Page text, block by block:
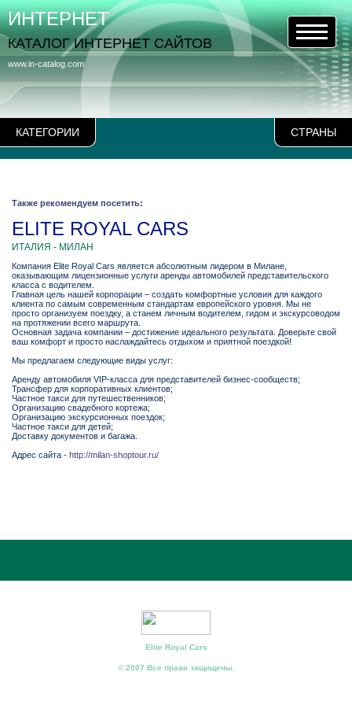
КАТЕГОРИИ СТРАНЫ
www.in-catalog.com
ИНТЕРНЕТ
КАТАЛОГ ИНТЕРНЕТ САЙТОВ
Также рекомендуем посетить:
ELITE ROYAL CARS
ИТАЛИЯ - МИЛАН
Компания Elite Royal Cars является абсолютным лидером в Милане,
оказывающим лицензионные услуги аренды автомобилей представительского
класса с водителем.
Главная цель нашей корпорации – создать комфортные условия для каждого
клиента по самым современным стандартам европейского уровня. Мы не
просто организуем поездку, а станем личным водителем, гидом и экскурсоводом
на протяжении всего маршрута.
Основная задача компании – достижение идеального результата. Доверьте свой
ваш комфорт и просто наслаждайтесь отдыхом и приятной поездкой!
Мы предлагаем следующие виды услуг:
Аренду автомобиля VIP-класса для представителей бизнес-сообществ;
Трансфер для корпоративных клиентов;
Частное такси для путешественников;
Организацию свадебного кортежа;
Организацию экскурсионных поездок;
Частное такси для детей;
Доставку документов и багажа.
Адрес сайта - http://milan-shoptour.ru/
Elite Royal Cars
© 2007 Все права защищены.